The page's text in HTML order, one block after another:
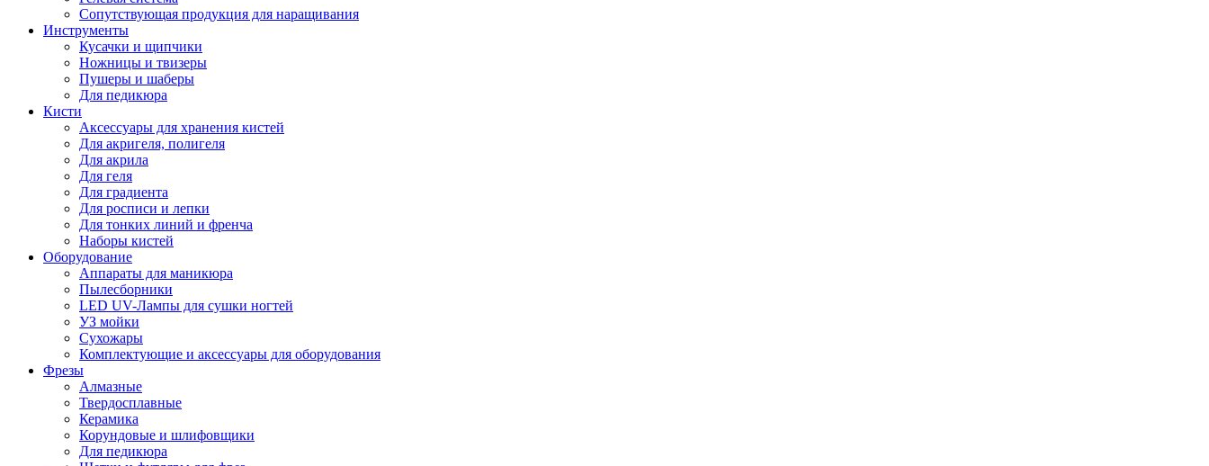
Сопутствующая продукция для наращивания
Инструменты
Кусачки и щипчики
Ножницы и твизеры
Пушеры и шаберы
Для педикюра
Кисти
Аксессуары для хранения кистей
Для акригеля, полигеля
Для акрила
Для геля
Для градиента
Для росписи и лепки
Для тонких линий и френча
Наборы кистей
Оборудование
Аппараты для маникюра
Пылесборники
LED UV-Лампы для сушки ногтей
УЗ мойки
Сухожары
Комплектующие и аксессуары для оборудования
Фрезы
Алмазные
Твердосплавные
Керамика
Корундовые и шлифовщики
Для педикюра